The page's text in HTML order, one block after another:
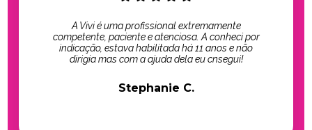
A Vivi é uma profissional extremamente
competente, paciente e atenciosa. A conheci por
indicação, estava habilitada há 11 anos e não
dirigia mas com a ajuda dela eu cnsegui!
Stephanie C.